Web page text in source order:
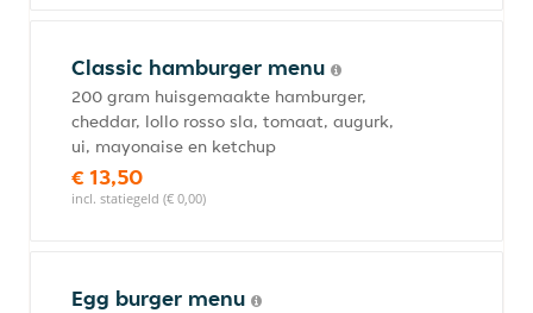
Classic hamburger menu
200 gram huisgemaakte hamburger,
cheddar, lollo rosso sla, tomaat, augurk,
ui, mayonaise en ketchup
€ 13,50
incl. statiegeld (€ 0,00)
Egg burger menu